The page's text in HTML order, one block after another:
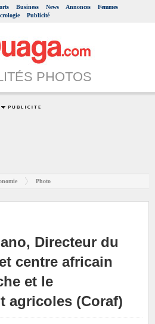
Business News Annonces
Femmes
Publicité
PHOTOS
Photo
Directeur du
centre africain
et le
agricoles (Coraf)